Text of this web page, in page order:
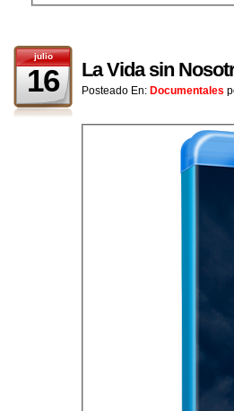
julio
16 La Vida sin
Posteado En: Documentales